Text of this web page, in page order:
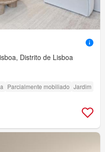
Distrito de Lisboa
Parcialmente mobiliado Jardim